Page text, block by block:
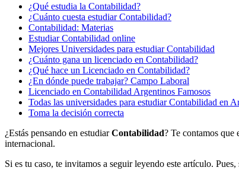
¿Qué estudia la Contabilidad?
¿Cuánto cuesta estudiar Contabilidad?
Contabilidad: Materias
Estudiar Contabilidad online
Mejores Universidades para estudiar Contabilidad
¿Cuánto gana un licenciado en Contabilidad?
¿Qué hace un Licenciado en Contabilidad?
¿En dónde puede trabajar? Campo Laboral
Licenciado en Contabilidad Argentinos Famosos
Todas las universidades para estudiar Contabilidad en
Toma la decisión correcta
¿Estás pensando en estudiarContabilidad? Te contamos que
internacional.
Si es tu caso, te invitamos a seguir leyendo este artículo.